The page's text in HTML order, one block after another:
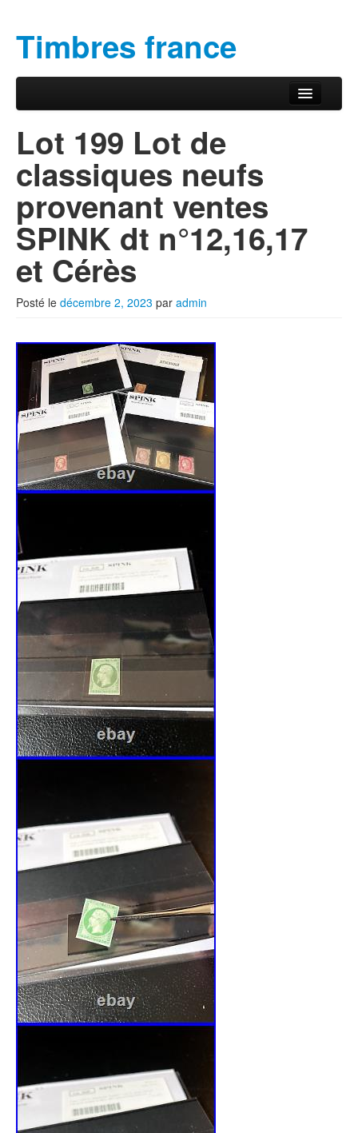
Timbres france
Menu principal
Lot 199 Lot de
classiques neufs
provenant ventes
SPINK dt n°12,16,17
et Cérès
Posté le décembre 2, 2023 par admin